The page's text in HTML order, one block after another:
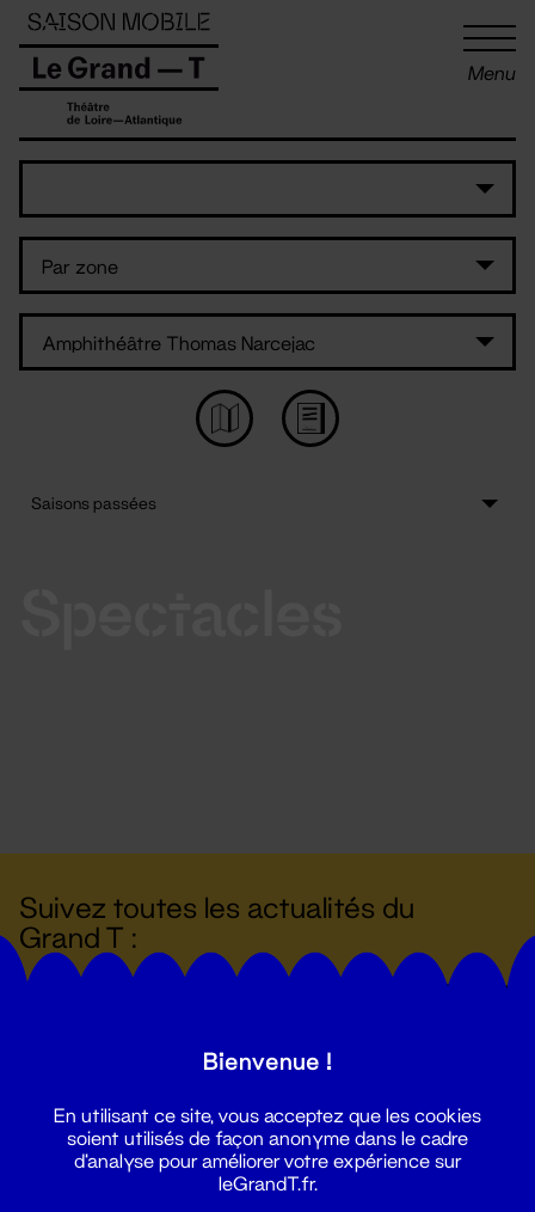
Menu
Suivez toutes les actualités du
Grand T :
Panneau de gestion des cookies
Bienvenue !
En utilisant ce site, vous acceptez que les cookies
soient utilisés de façon anonyme dans le cadre
d'analyse pour améliorer votre expérience sur
leGrandT.fr.